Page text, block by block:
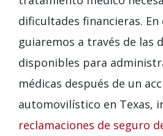
dificultades financieras.
guiaremos a través de las
disponibles para
médicas después de un
automovilístico en Texas,
reclamaciones de seguro